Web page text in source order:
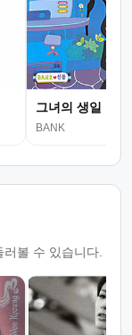
그녀의 생일
BANK
볼 수 있습니다.